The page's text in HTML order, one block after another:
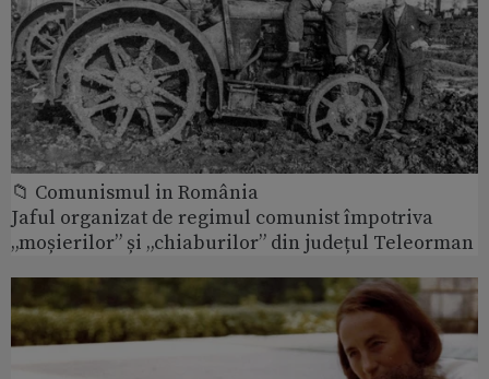
📁 Comunismul in România
Jaful organizat de regimul comunist împotriva
„moșierilor” și „chiaburilor” din județul Teleorman